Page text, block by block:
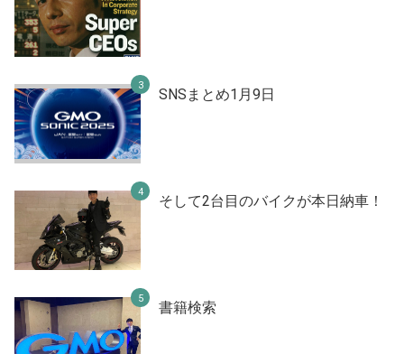
SNSまとめ1月9日
そして2台目のバイクが本日納車！
書籍検索